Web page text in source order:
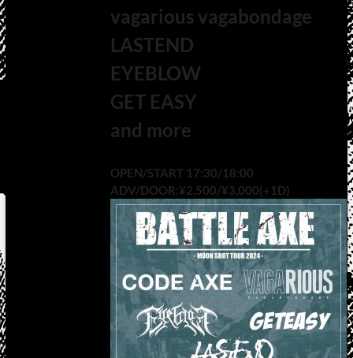
vagarious vagabondage
LASTEND
EYEBLOW
GET EASY
and more
OPEN/START 17:30/18:00
ADV/DOOR:¥2,500/¥3,000(+1D)